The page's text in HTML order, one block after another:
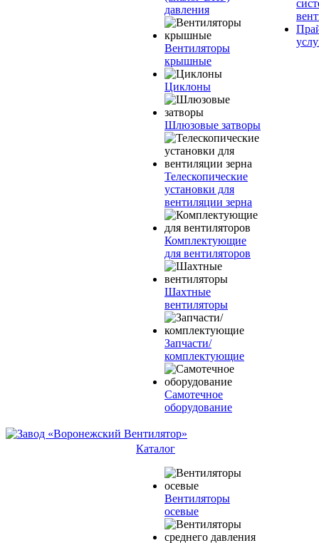
давления
Вентиляторы
крышные
Циклоны
Шлюзовые затворы
Телескопические
установки для
вентиляции зерна
Комплектующие
для вентиляторов
Шахтные
вентиляторы
Запчасти/
комплектующие
Самотечное
оборудование
Каталог
Вентиляторы
осевые